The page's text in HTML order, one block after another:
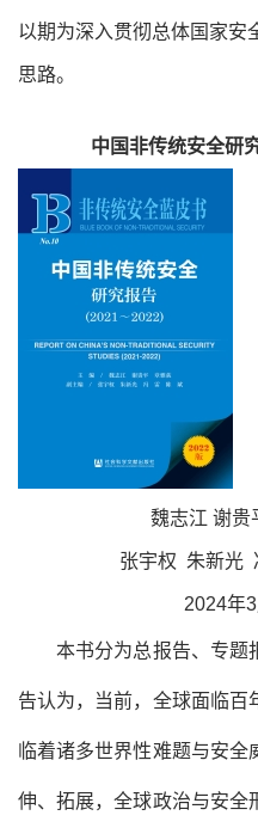
以期为深入贯彻总体国家安
思路。
中国非传统安全研
魏志江 谢贵
张宇权 朱新光
2024
本书分为总报告、专题
告认为，当前，全球面临百
临着诸多世界性难题与安
伸、拓展，全球政治与安全